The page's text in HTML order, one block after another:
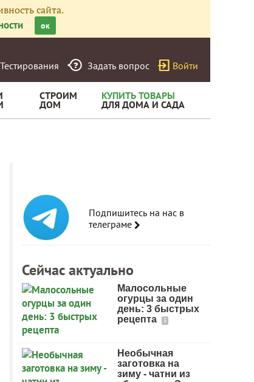
сайта.
ок
Тестирования Задать вопрос Войти
СТРОИМ
ДОМ
КУПИТЬ ТОВАРЫ
ДЛЯ ДОМА И САДА
Подпишитесь на нас в
телеграме
Сейчас актуально
Малосольные
огурцы за один
день: 3 быстрых
рецепта
5
Необычная
заготовка на
зиму - чатни из